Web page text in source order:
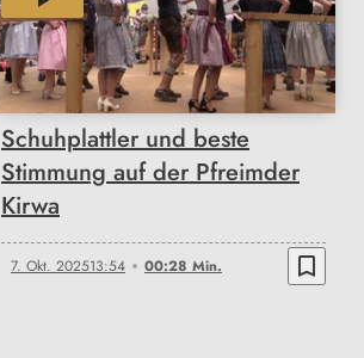
00:28
Schuhplattler und beste
Stimmung auf der Pfreimder
Kirwa
7. Okt. 202513:54 00:28 Min. bookmark_border